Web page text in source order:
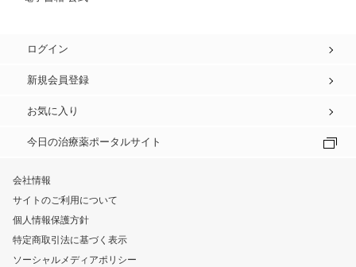
ログイン
新規会員登録
お気に入り
今日の治療薬ポータルサイト
会社情報
サイトのご利用について
個人情報保護方針
特定商取引法に基づく表示
ソーシャルメディアポリシー